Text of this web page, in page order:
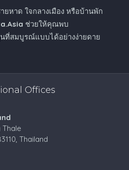
หาด ใจกลางเมือง หรือบ้านพัก
ช่วยให้คุณพบ
ที่สมบูรณ์แบบได้อย่างง่ายดาย
Offices
Thailand